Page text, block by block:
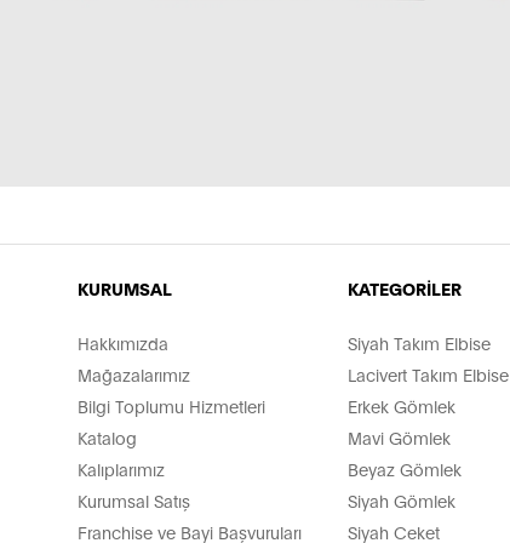
KURUMSAL
Hakkımızda
Mağazalarımız
Bilgi Toplumu Hizmetleri
Katalog
Kalıplarımız
Kurumsal Satış
Franchise ve Bayi Başvuruları
KATEGORİLER
Siyah Takım Elbise
Lacivert Takım Elbise
Erkek Gömlek
Mavi Gömlek
Beyaz Gömlek
Siyah Gömlek
Siyah Ceket